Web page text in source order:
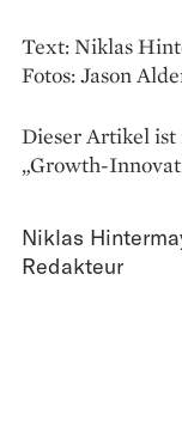
Text: Niklas
Fotos: Jason
Dieser Artikel ist
„Growth-
Niklas
Redakteur